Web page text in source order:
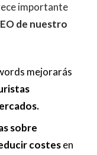
importante
de nuestro
mejorarás
sobre
costesen